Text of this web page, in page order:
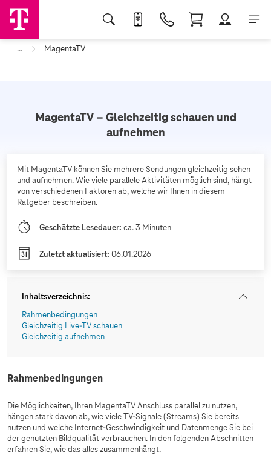
... MagentaTV
MagentaTV – Gleichzeitig schauen und
aufnehmen
Mit MagentaTV können Sie mehrere Sendungen gleichzeitig sehen
und aufnehmen. Wie viele parallele Aktivitäten möglich sind, hängt
von verschiedenen Faktoren ab, welche wir Ihnen in diesem
Ratgeber beschreiben.
Geschätzte Lesedauer: ca. 3 Minuten
Zuletzt aktualisiert: 06.01.2026
Inhaltsverzeichnis:
Rahmenbedingungen
Gleichzeitig Live-TV schauen
Gleichzeitig aufnehmen
Rahmenbedingungen
Die Möglichkeiten, Ihren MagentaTV Anschluss parallel zu nutzen,
hängen stark davon ab, wie viele TV-Signale (Streams) Sie bereits
nutzen und welche Internet-Geschwindigkeit und Datenmenge Sie bei
der genutzten Bildqualität verbrauchen. In den folgenden Abschnitten
erfahren Sie, wie das alles zusammenhängt.